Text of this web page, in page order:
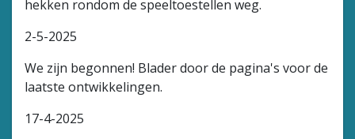
hekken rondom de speeltoestellen weg.
2-5-2025
We zijn begonnen! Blader door de pagina's voor de
laatste ontwikkelingen.
17-4-2025